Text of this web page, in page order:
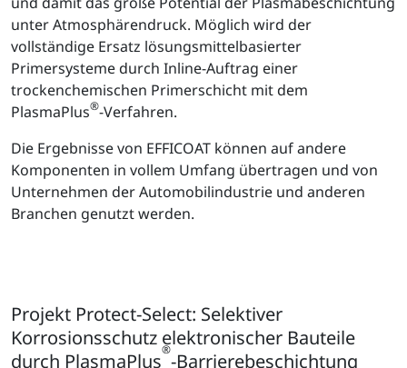
unter Atmosphärendruck. Möglich wird der
vollständige Ersatz lösungsmittelbasierter
Primersysteme durch Inline-Auftrag einer
trockenchemischen Primerschicht mit dem
PlasmaPlus®-Verfahren.
Die Ergebnisse von EFFICOAT können auf andere
Komponenten in vollem Umfang übertragen und von
Unternehmen der Automobilindustrie und anderen
Branchen genutzt werden.
Projekt Protect-Select: Selektiver
Korrosionsschutz elektronischer Bauteile
durch PlasmaPlus®-Barrierebeschichtung